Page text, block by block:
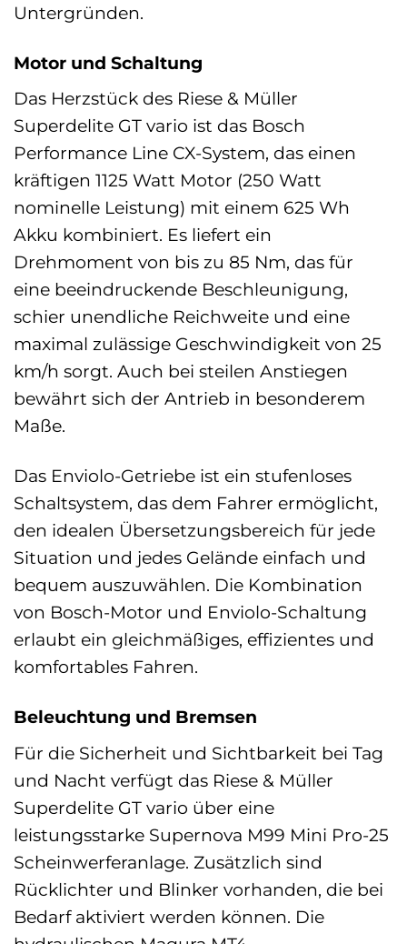
Untergründen.
Motor und Schaltung
Das Herzstück des Riese & Müller
Superdelite GT vario ist das Bosch
Performance Line CX-System, das einen
kräftigen 1125 Watt Motor (250 Watt
nominelle Leistung) mit einem 625 Wh
Akku kombiniert. Es liefert ein
Drehmoment von bis zu 85 Nm, das für
eine beeindruckende Beschleunigung,
schier unendliche Reichweite und eine
maximal zulässige Geschwindigkeit von 25
km/h sorgt. Auch bei steilen Anstiegen
bewährt sich der Antrieb in besonderem
Maße.
Das Enviolo-Getriebe ist ein stufenloses
Schaltsystem, das dem Fahrer ermöglicht,
den idealen Übersetzungsbereich für jede
Situation und jedes Gelände einfach und
bequem auszuwählen. Die Kombination
von Bosch-Motor und Enviolo-Schaltung
erlaubt ein gleichmäßiges, effizientes und
komfortables Fahren.
Beleuchtung und Bremsen
Für die Sicherheit und Sichtbarkeit bei Tag
und Nacht verfügt das Riese & Müller
Superdelite GT vario über eine
leistungsstarke Supernova M99 Mini Pro-25
Scheinwerferanlage. Zusätzlich sind
Rücklichter und Blinker vorhanden, die bei
Bedarf aktiviert werden können. Die